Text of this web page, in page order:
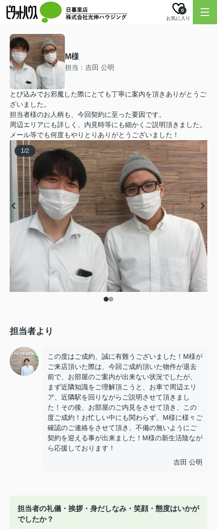
お気に入り
0
M様
担当：吉田 公明
とび込みでお邪魔した際にとても丁寧に案内を頂きありがとうご
ざいました。
担当者様のお人柄も、今回契約に至った要因です。
周辺エリアにも詳しく、内見時等にも細かくご説明頂きました。
メール等でも何度もやりとりありがとうございました！
1/2
担当者より
この度はご成約、誠に有難うございました！M様が
ご来店頂いた際は、今回ご成約頂いた物件が退去
前で、お部屋のご案内が出来ない状況でしたが、
まず近隣知識をご理解頂こうと、お車で周辺エリ
ア、近隣駅を回りながらご説明させて頂きまし
た！その後、お部屋のご内見をさせて頂き、この
度ご成約！お忙しい中にも関わらず、M様に様々ご
確認のご連絡をさせて頂き、不備の無いようにご
契約を迎える事が出来ました！M様の新生活陰なが
ら応援しております！
吉田 公明
担当者の礼儀・挨拶・身だしなみ・笑顔・態度はいかが
でしたか？